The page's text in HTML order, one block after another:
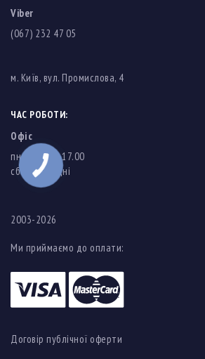
Viber
(067) 232 47 05
м. Київ, вул. Промислова, 4
ЧАС РОБОТИ:
Офіс
пн-пт: 8.00-17.00
cб-нд: вихідні
2003-2026
Ми приймаємо до оплати:
Договір публічної оферти